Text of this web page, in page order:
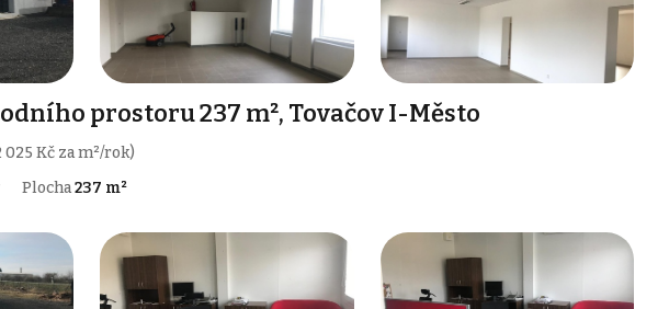
prostoru 237 m², Tovačov I-Město
025 Kč za m²/rok)
Plocha237 m²